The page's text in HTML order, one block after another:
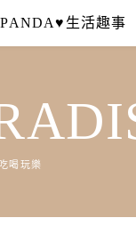
PANDA♥生活趣事
喝玩樂